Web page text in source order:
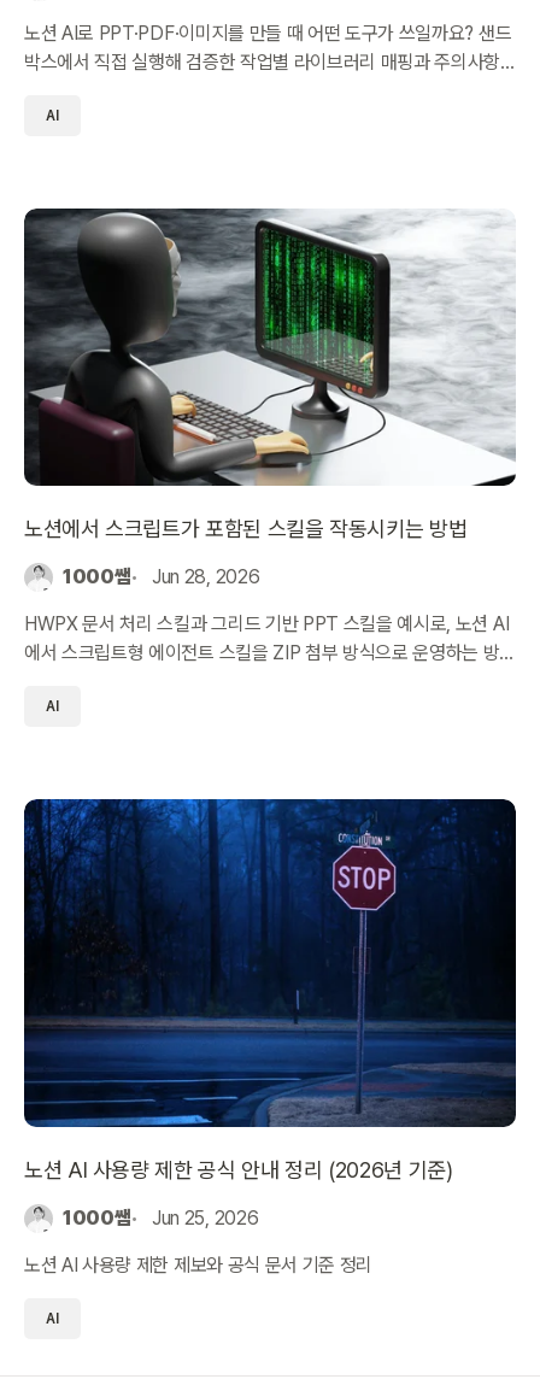
노션 AI로 PPT·PDF·이미지를 만들 때 어떤 도구가 쓰일까요? 샌드
박스에서 직접 실행해 검증한 작업별 라이브러리 매핑과 주의사항
AI
노션에서 스크립트가 포함된 스킬을 작동시키는 방법
1000쌤 Jun 28, 2026
HWPX 문서 처리 스킬과 그리드 기반 PPT 스킬을 예시로, 노션 AI
에서 스크립트형 에이전트 스킬을 ZIP 첨부 방식으로 운영하는 방
AI
노션 AI 사용량 제한 공식 안내 정리 (2026년 기준)
1000쌤 Jun 25, 2026
노션 AI 사용량 제한 제보와 공식 문서 기준 정리
AI